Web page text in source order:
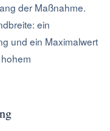
der Maßnahme.
ein
und ein Maximalwert